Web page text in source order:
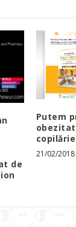
de
Putem
21/02/2018